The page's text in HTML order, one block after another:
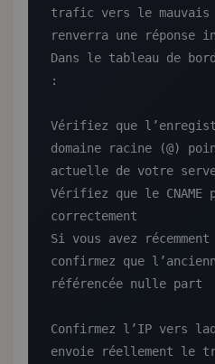
trafic vers le mauvais
renverra une réponse
Dans le tableau de
:
Vérifiez que
domaine racine (@)
actuelle de votre
Vérifiez que le CNAME
correctement
Si vous avez
confirmez que
référencée nulle part
Confirmez l’IP vers
envoie réellement le